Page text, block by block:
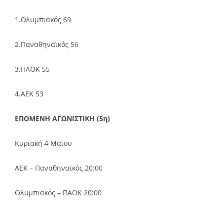
1.Ολυμπιακός 69
2.Παναθηναϊκός 56
3.ΠΑΟΚ 55
4.ΑΕΚ 53
ΕΠΟΜΕΝΗ ΑΓΩΝΙΣΤΙΚΗ (5η)
Κυριακή 4 Μαϊου
ΑΕΚ – Παναθηναϊκός 20:00
Ολυμπιακός – ΠΑΟΚ 20:00